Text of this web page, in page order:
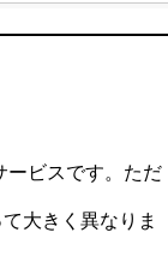
ービスです。ただ
大きく異なりま